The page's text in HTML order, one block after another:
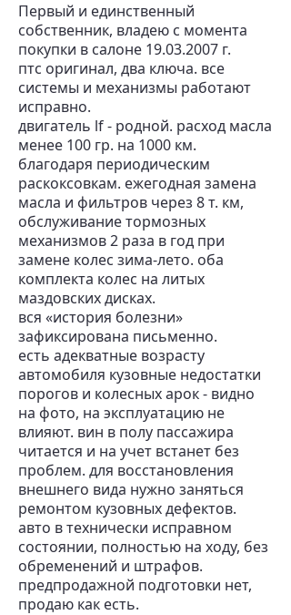
Первый и единственный
собственник, владею с момента
покупки в салоне 19.03.2007 г.
птс оригинал, два ключа. все
системы и механизмы работают
исправно.
двигатель lf - родной. расход масла
менее 100 гр. на 1000 км.
благодаря периодическим
раскоксовкам. ежегодная замена
масла и фильтров через 8 т. км,
обслуживание тормозных
механизмов 2 раза в год при
замене колес зима-лето. оба
комплекта колес на литых
маздовских дисках.
вся «история болезни»
зафиксирована письменно.
есть адекватные возрасту
автомобиля кузовные недостатки
порогов и колесных арок - видно
на фото, на эксплуатацию не
влияют. вин в полу пассажира
читается и на учет встанет без
проблем. для восстановления
внешнего вида нужно заняться
ремонтом кузовных дефектов.
авто в технически исправном
состоянии, полностью на ходу, без
обременений и штрафов.
предпродажной подготовки нет,
продаю как есть.